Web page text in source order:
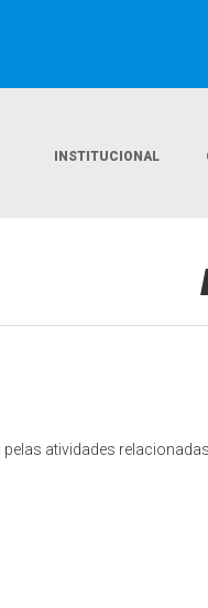
INSTITUCIONAL
atividades